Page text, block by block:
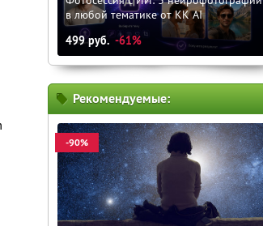
в любой тематике от KK AI
499руб. -61%
Рекомендуемые:
-90%